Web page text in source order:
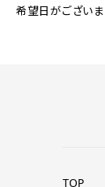
希望日がございま
TOP